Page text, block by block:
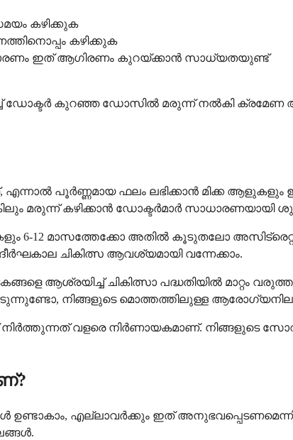
കഴിക്കുക
കഴിക്കുക
കാരണം ഇത് ആഗിരണം കുറയ്ക്കാൻ സാധ്യതയുണ്ട്
ഡോക്ടർ കുറഞ്ഞ ഡോസിൽ മരുന്ന് നൽകി
പൂർണ്ണമായ ഫലം ലഭിക്കാൻ മിക്ക ആളുകളും
മരുന്ന് കഴിക്കാൻ ഡോക്ടർമാർ
6-12 മാസത്തേക്കോ അതിൽ കൂടുതലോ
ചികിത്സ ആവശ്യമായി വന്നേക്കാം.
ആശ്രയിച്ച് ചികിത്സാ പദ്ധതിയിൽ മാറ്റം
നിങ്ങളുടെ മൊത്തത്തിലുള്ള ആരോഗ്യനില
വളരെ നിർണായകമാണ്. നിങ്ങളുടെ
എല്ലാവർക്കും ഇത്